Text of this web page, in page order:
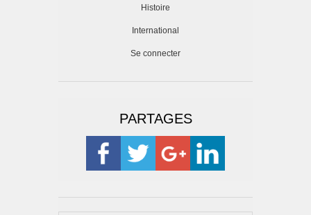
Histoire
International
Se connecter
PARTAGES